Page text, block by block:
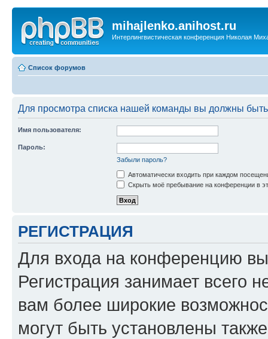
mihajlenko.anihost.ru
Интерлингвистическая конференция Николая
Список форумов
Для просмотра списка нашей команды вы должны
Имя пользователя:
Пароль:
Забыли пароль?
Автоматически входить при каждом
Скрыть моё пребывание на конференции в
РЕГИСТРАЦИЯ
Для входа на конференцию
Регистрация занимает всего
вам более широкие
могут быть установлены